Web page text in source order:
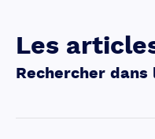
Les
Rechercher